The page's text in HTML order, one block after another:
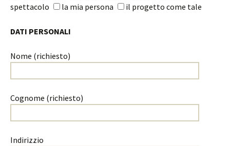
spettacolo
la mia persona il progetto come tale
DATI PERSONALI
Nome (richiesto)
Cognome (richiesto)
Indirizzio